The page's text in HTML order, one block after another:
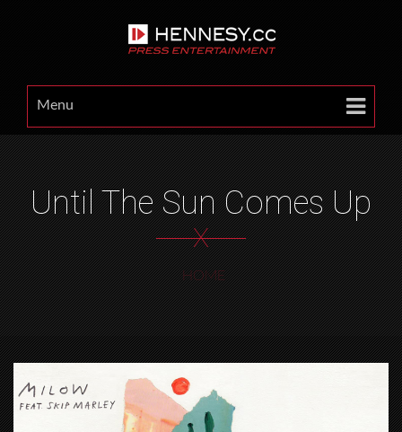
Menu
Until The Sun Comes Up
X
HOME